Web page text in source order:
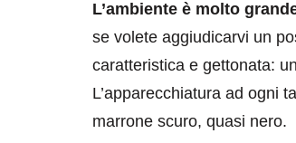
L’ambiente è molto
se volete aggiudicarvi un
caratteristica e gettonata:
L’apparecchiatura ad ogni
marrone scuro, quasi nero.